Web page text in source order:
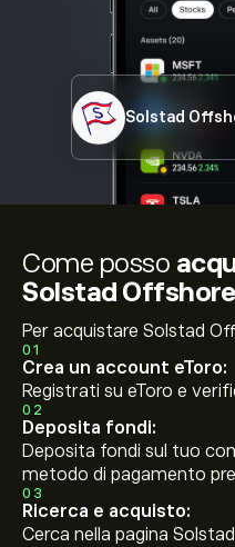
Solstad
Come posso
Solstad
Per acquistare Solstad
01
Crea un account eToro:
Registrati su eToro e
02
Deposita fondi:
Deposita fondi sul tuo
metodo di pagamento
03
Ricerca e acquisto:
Cerca nella pagina